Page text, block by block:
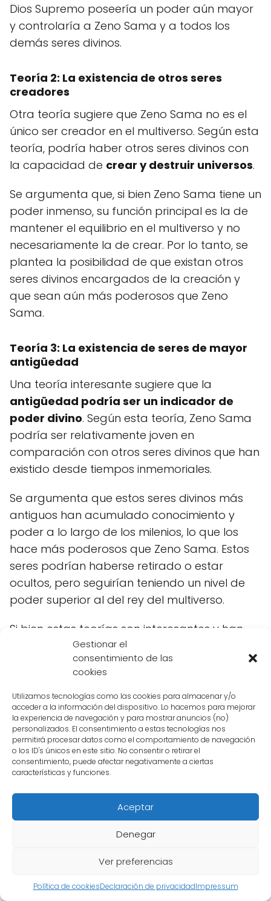
Gestionar el
consentimiento de las
cookies
Utilizamos tecnologías como las cookies para almacenar y/o
acceder a la información del dispositivo. Lo hacemos para mejorar
la experiencia de navegación y para mostrar anuncios (no)
personalizados. El consentimiento a estas tecnologías nos
permitirá procesar datos como el comportamiento de navegación
o los ID's únicos en este sitio. No consentir o retirar el
consentimiento, puede afectar negativamente a ciertas
características y funciones.
Aceptar
Denegar
Ver preferencias
Política de cookiesDeclaración de privacidadImpressum
Dios Supremo poseería un poder aún mayor
y controlaría a Zeno Sama y a todos los
demás seres divinos.
Teoría 2: La existencia de otros seres
creadores
Otra teoría sugiere que Zeno Sama no es el
único ser creador en el multiverso. Según esta
teoría, podría haber otros seres divinos con
la capacidad de crear y destruir universos.
Se argumenta que, si bien Zeno Sama tiene un
poder inmenso, su función principal es la de
mantener el equilibrio en el multiverso y no
necesariamente la de crear. Por lo tanto, se
plantea la posibilidad de que existan otros
seres divinos encargados de la creación y
que sean aún más poderosos que Zeno
Sama.
Teoría 3: La existencia de seres de mayor
antigüedad
Una teoría interesante sugiere que la
antigüedad podría ser un indicador de
poder divino. Según esta teoría, Zeno Sama
podría ser relativamente joven en
comparación con otros seres divinos que han
existido desde tiempos inmemoriales.
Se argumenta que estos seres divinos más
antiguos han acumulado conocimiento y
poder a lo largo de los milenios, lo que los
hace más poderosos que Zeno Sama. Estos
seres podrían haberse retirado o estar
ocultos, pero seguirían teniendo un nivel de
poder superior al del rey del multiverso.
Si bien estas teorías son interesantes y han
generado mucha especulación entre los fans,
es importante recordar que hasta el
momento no hay ninguna confirmación oficial
sobre la existencia de seres divinos más
poderosos que Zeno Sama. Estas teorías son
simplemente parte del debate y la
imaginación de los seguidores de Dragon
Ball.
En última instancia, la jerarquía divina en el
universo de Dragon Ball sigue siendo un
Toriyama, puede decidir si hay o no seres
más poderosos que Zeno Sama.